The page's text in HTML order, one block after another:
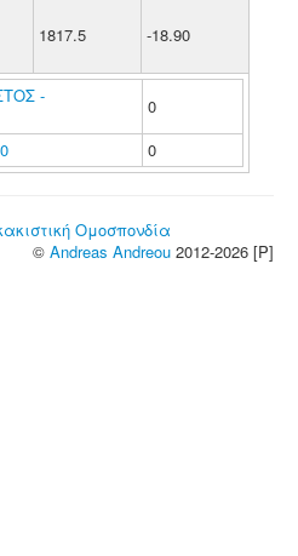
1817.5 -18.90
-
0
0
Ομοσπονδία
© Andreas Andreou 2012-2026 [P]